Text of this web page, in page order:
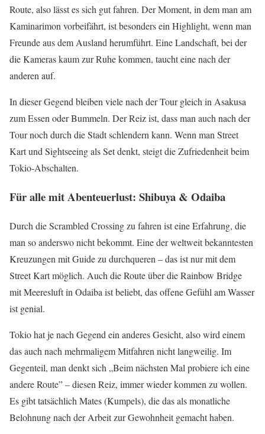
Route, also lässt es sich gut fahren. Der Moment, in dem man am
Kaminarimon vorbeifährt, ist besonders ein Highlight, wenn man
Freunde aus dem Ausland herumführt. Eine Landschaft, bei der
die Kameras kaum zur Ruhe kommen, taucht eine nach der
anderen auf.
In dieser Gegend bleiben viele nach der Tour gleich in Asakusa
zum Essen oder Bummeln. Der Reiz ist, dass man auch nach der
Tour noch durch die Stadt schlendern kann. Wenn man Street
Kart und Sightseeing als Set denkt, steigt die Zufriedenheit beim
Tokio-Abschalten.
Für alle mit Abenteuerlust: Shibuya & Odaiba
Durch die Scrambled Crossing zu fahren ist eine Erfahrung, die
man so anderswo nicht bekommt. Eine der weltweit bekanntesten
Kreuzungen mit Guide zu durchqueren – das ist nur mit dem
Street Kart möglich. Auch die Route über die Rainbow Bridge
mit Meeresluft in Odaiba ist beliebt, das offene Gefühl am Wasser
ist genial.
Tokio hat je nach Gegend ein anderes Gesicht, also wird einem
das auch nach mehrmaligem Mitfahren nicht langweilig. Im
Gegenteil, man denkt sich „Beim nächsten Mal probiere ich eine
andere Route” – diesen Reiz, immer wieder kommen zu wollen.
Es gibt tatsächlich Mates (Kumpels), die das als monatliche
Belohnung nach der Arbeit zur Gewohnheit gemacht haben.